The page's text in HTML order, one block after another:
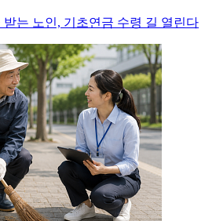
받는 노인, 기초연금 수령 길 열린다